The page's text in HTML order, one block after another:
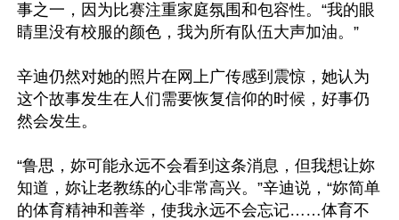
事之一，因为比赛注重家庭氛围和包容性。“我的眼
睛里没有校服的颜色，我为所有队伍大声加油。”
辛迪仍然对她的照片在网上广传感到震惊，她认为
这个故事发生在人们需要恢复信仰的时候，好事仍
然会发生。
“鲁思，妳可能永远不会看到这条消息，但我想让妳
知道，妳让老教练的心非常高兴。”辛迪说，“妳简单
的体育精神和善举，使我永远不会忘记……体育不